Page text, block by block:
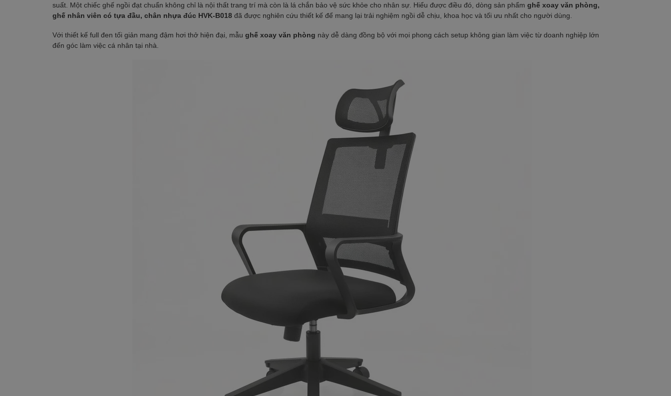
suất. Một chiếc ghế ngồi đạt chuẩn không chỉ là nội thất trang trí mà còn là lá chắn bảo vệ sức khỏe cho nhân sự. Hiểu được điều đó, dòng sản phẩm ghế xoay văn phòng,
ghế nhân viên có tựa đầu, chân nhựa đúc HVK-B018đã được nghiên cứu thiết kế để mang lại trải nghiệm ngồi dễ chịu, khoa học và tối ưu nhất cho người dùng.
Với thiết kế full đen tối giản mang đậm hơi thở hiện đại, mẫu ghế xoay văn phòng này dễ dàng đồng bộ với mọi phong cách setup không gian làm việc từ doanh nghiệp lớn
đến góc làm việc cá nhân tại nhà.